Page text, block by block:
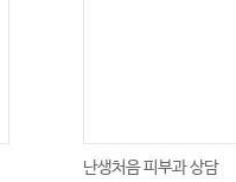
난생처음 피부과 상담